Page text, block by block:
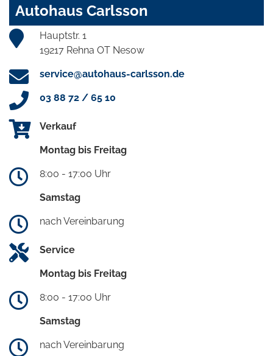
Autohaus Carlsson
Hauptstr. 1
19217 Rehna OT Nesow
service@autohaus-carlsson.de
03 88 72 / 65 10
Verkauf
Montag bis Freitag
8:00 - 17:00 Uhr
Samstag
nach Vereinbarung
Service
Montag bis Freitag
8:00 - 17:00 Uhr
Samstag
nach Vereinbarung